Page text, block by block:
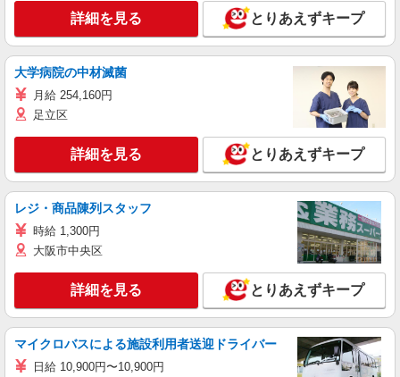
詳細を見る とりあえずキープ
大学病院の中材滅菌
月給 254,160円
足立区
詳細を見る とりあえずキープ
レジ・商品陳列スタッフ
時給 1,300円
大阪市中央区
詳細を見る とりあえずキープ
マイクロバスによる施設利用者送迎ドライバー
日給 10,900円〜10,900円